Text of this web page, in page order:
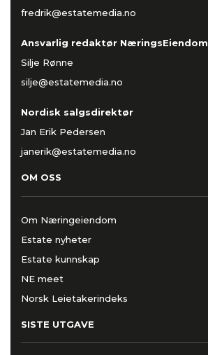
fredrik@estatemedia.no
Ansvarlig redaktør NæringsEiendom
Silje Rønne
silje@estatemedia.no
Nordisk salgsdirektør
Jan Erik Pedersen
janerik@estatemedia.no
OM OSS
Om Næringeiendom
Estate nyheter
Estate kunnskap
NE meet
Norsk Leietakerindeks
SISTE UTGAVE